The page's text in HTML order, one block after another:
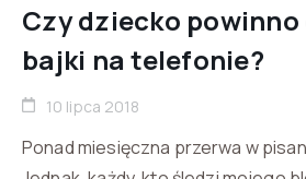
Czy dziecko
bajki na telefonie?
10 lipca 2018
Ponad miesięczna przerwa w